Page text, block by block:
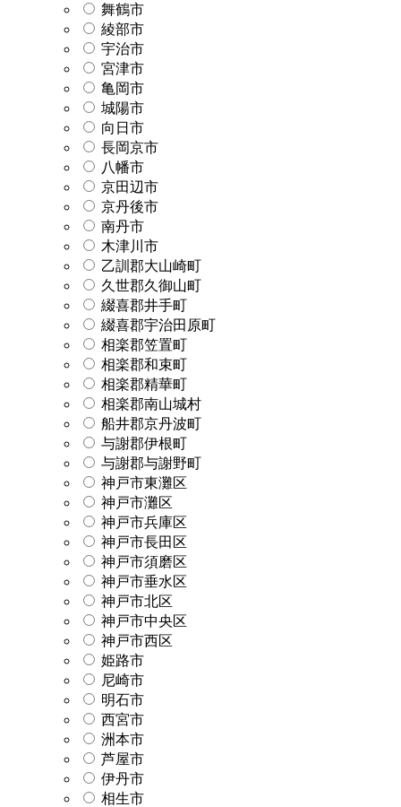
舞鶴市
綾部市
宇治市
宮津市
亀岡市
城陽市
向日市
長岡京市
八幡市
京田辺市
京丹後市
南丹市
木津川市
乙訓郡大山崎町
久世郡久御山町
綴喜郡井手町
綴喜郡宇治田原町
相楽郡笠置町
相楽郡和束町
相楽郡精華町
相楽郡南山城村
船井郡京丹波町
与謝郡伊根町
与謝郡与謝野町
神戸市東灘区
神戸市灘区
神戸市兵庫区
神戸市長田区
神戸市須磨区
神戸市垂水区
神戸市北区
神戸市中央区
神戸市西区
姫路市
尼崎市
明石市
西宮市
洲本市
芦屋市
伊丹市
相生市